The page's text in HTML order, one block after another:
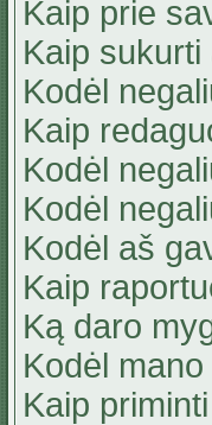
Kaip prie
Kaip
Kodėl
Kaip
Kodėl
Kodėl
Kodėl aš
Kaip
Ką daro
Kodėl
Kaip